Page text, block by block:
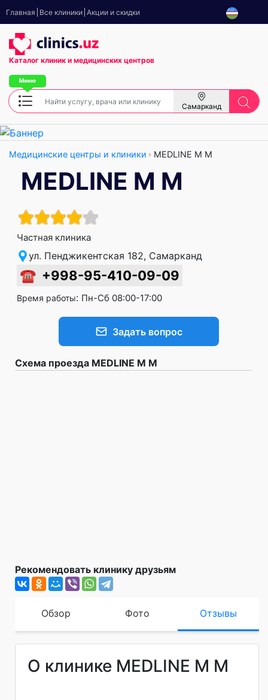
Главная Все клиники Акции и скидки
Каталог клиник и медицинских центров
Самарканд
Медицинские центры и клиники MEDLINE M M
MEDLINE M M
Частная клиника
ул. Пенджикентская 182, Самарканд
☎ +998-95-410-09-09
Время работы: Пн-Сб 08:00-17:00
Задать вопрос
Схема проезда MEDLINE M M
Рекомендовать клинику друзьям
Обзор Фото Отзывы
О клинике MEDLINE M M